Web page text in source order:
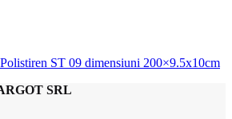
ST 09 dimensiuni 200×9.5x10cm
SRL